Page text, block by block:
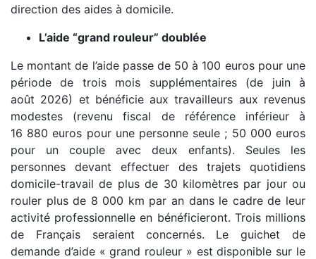
direction des aides à domicile.
L’aide “grand rouleur” doublée
Le montant de l’aide passe de 50 à 100 euros pour une
période de trois mois supplémentaires (de juin à
août 2026) et bénéficie aux travailleurs aux revenus
modestes (revenu fiscal de référence inférieur à
16 880 euros pour une personne seule ; 50 000 euros
pour un couple avec deux enfants). Seules les
personnes devant effectuer des trajets quotidiens
domicile-travail de plus de 30 kilomètres par jour ou
rouler plus de 8 000 km par an dans le cadre de leur
activité professionnelle en bénéficieront. Trois millions
de Français seraient concernés. Le guichet de
demande d’aide « grand rouleur » est disponible sur le